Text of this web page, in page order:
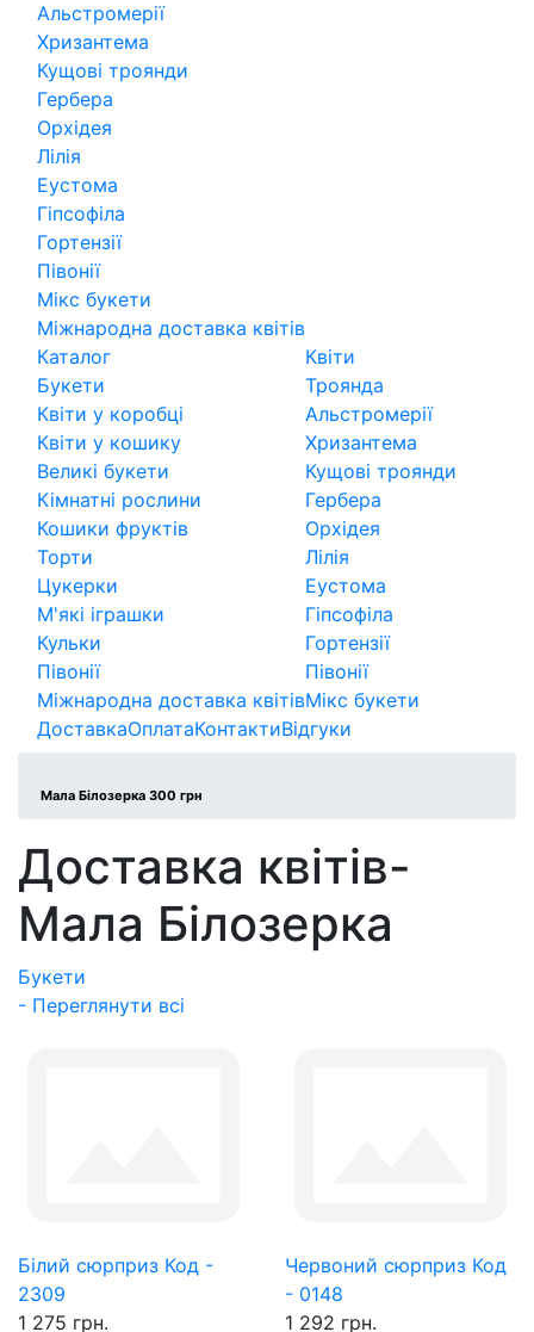
Альстромерії
Хризантема
Кущові троянди
Гербера
Орхідея
Лілія
Еустома
Гіпсофіла
Гортензії
Півонії
Мікс букети
Міжнародна доставка квітів
Каталог
Букети
Квіти у коробці
Квіти у кошику
Великі букети
Кімнатні рослини
Кошики фруктів
Торти
Цукерки
М'які іграшки
Кульки
Півонії
Міжнародна доставка квітів
Квіти
Троянда
Альстромерії
Хризантема
Кущові троянди
Гербера
Орхідея
Лілія
Еустома
Гіпсофіла
Гортензії
Півонії
Мікс букети
ДоставкаОплатаКонтактиВідгуки
Мала Білозерка 300 грн
Доставка квітів-
Мала Білозерка
Букети
- Переглянути всі
Білий сюрприз Код -
2309
1 275 грн.
Червоний сюрприз Код
- 0148
1 292 грн.